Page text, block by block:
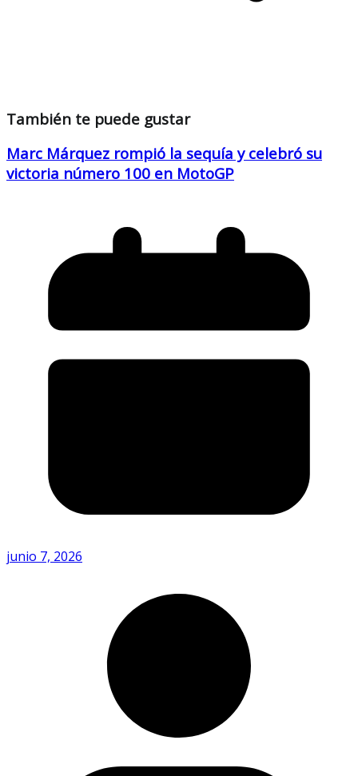
También te puede gustar
Marc Márquez rompió la sequía y celebró su
victoria número 100 en MotoGP
junio 7, 2026